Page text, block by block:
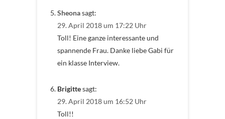
Sheonasagt:
29. April 2018 um 17:22 Uhr
Toll! Eine ganze interessante und
spannende Frau. Danke liebe Gabi für
ein klasse Interview.
Brigittesagt:
29. April 2018 um 16:52 Uhr
Toll!!